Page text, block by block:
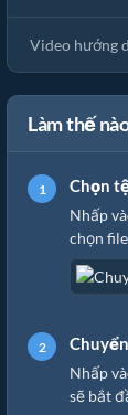
Video hướng
Làm thế
Chọn
Nhấp
chọn file
Nhấp
sẽ bắt